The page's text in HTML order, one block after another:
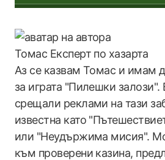
Томас Експерт по хазарта
Аз се казвам Томас и имам
за играта "Пилешки залози".
срещали реклами на тази
известна като
или "Неудържима мисия".
към проверени казина,